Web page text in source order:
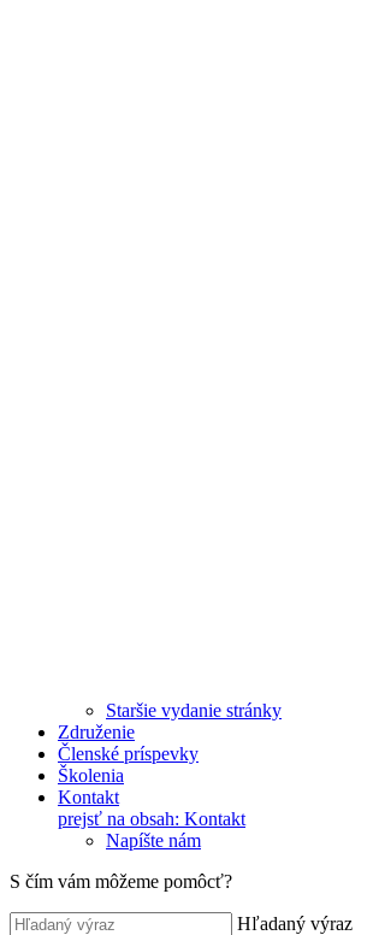
Staršie vydanie stránky
Združenie
Členské príspevky
Školenia
Kontakt
prejsť na obsah: Kontakt
Napíšte nám
S čím vám môžeme pomôcť?
Hľadaný výraz